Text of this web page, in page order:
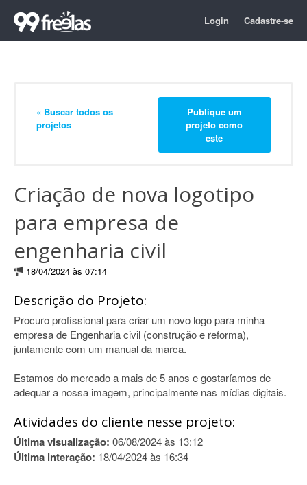
Login Cadastre-se
« Buscar todos os
projetos
Publique um
projeto como
este
Criação de nova logotipo
para empresa de
engenharia civil
18/04/2024 às 07:14
Descrição do Projeto:
Procuro profissional para criar um novo logo para minha
empresa de Engenharia civil (construção e reforma),
juntamente com um manual da marca.
Estamos do mercado a mais de 5 anos e gostaríamos de
adequar a nossa imagem, principalmente nas mídias digitais.
Atividades do cliente nesse projeto:
Última visualização: 06/08/2024 às 13:12
Última interação: 18/04/2024 às 16:34